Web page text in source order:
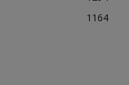
1164